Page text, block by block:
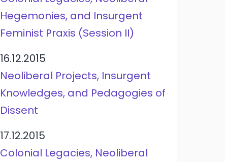
Hegemonies, and Insurgent
Feminist Praxis (Session II)
16.12.2015
Neoliberal Projects, Insurgent
Knowledges, and Pedagogies of
Dissent
17.12.2015
Colonial Legacies, Neoliberal